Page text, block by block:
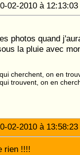
02-2010 à
photos quand
la pluie avec
cherchent, on en
trouvent, on en
02-2010 à
rien !!!!